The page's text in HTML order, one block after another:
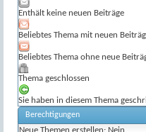
Enthält keine neuen Beiträge
Beliebtes Thema mit neuen
Beliebtes Thema ohne neue
Thema geschlossen
Sie haben in diesem Thema
Berechtigungen